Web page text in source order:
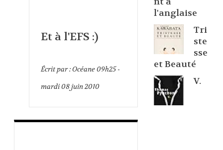
Et à l'EFS :)
Écrit par :Océane09h25-
mardi 08juin 2010
l'anglaise
Tri
ste
sse
et Beauté
V.